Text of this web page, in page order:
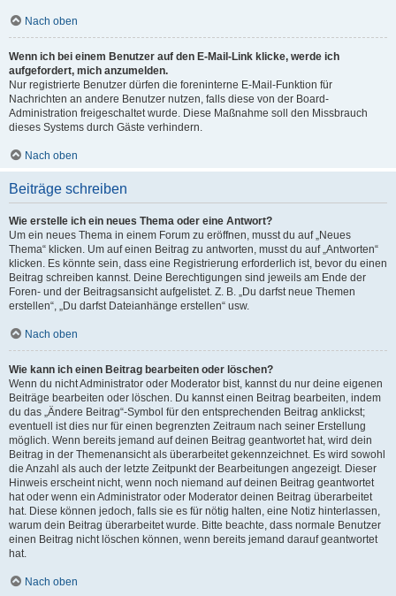
Nach oben
Wenn ich bei einem Benutzer auf den E-Mail-Link klicke, werde ich
aufgefordert, mich anzumelden.
Nur registrierte Benutzer dürfen die foreninterne E-Mail-Funktion für
Nachrichten an andere Benutzer nutzen, falls diese von der Board-
Administration freigeschaltet wurde. Diese Maßnahme soll den Missbrauch
dieses Systems durch Gäste verhindern.
Nach oben
Beiträge schreiben
Wie erstelle ich ein neues Thema oder eine Antwort?
Um ein neues Thema in einem Forum zu eröffnen, musst du auf „Neues
Thema“ klicken. Um auf einen Beitrag zu antworten, musst du auf „Antworten“
klicken. Es könnte sein, dass eine Registrierung erforderlich ist, bevor du einen
Beitrag schreiben kannst. Deine Berechtigungen sind jeweils am Ende der
Foren- und der Beitragsansicht aufgelistet. Z. B. „Du darfst neue Themen
erstellen“, „Du darfst Dateianhänge erstellen“ usw.
Nach oben
Wie kann ich einen Beitrag bearbeiten oder löschen?
Wenn du nicht Administrator oder Moderator bist, kannst du nur deine eigenen
Beiträge bearbeiten oder löschen. Du kannst einen Beitrag bearbeiten, indem
du das „Ändere Beitrag“-Symbol für den entsprechenden Beitrag anklickst;
eventuell ist dies nur für einen begrenzten Zeitraum nach seiner Erstellung
möglich. Wenn bereits jemand auf deinen Beitrag geantwortet hat, wird dein
Beitrag in der Themenansicht als überarbeitet gekennzeichnet. Es wird sowohl
die Anzahl als auch der letzte Zeitpunkt der Bearbeitungen angezeigt. Dieser
Hinweis erscheint nicht, wenn noch niemand auf deinen Beitrag geantwortet
hat oder wenn ein Administrator oder Moderator deinen Beitrag überarbeitet
hat. Diese können jedoch, falls sie es für nötig halten, eine Notiz hinterlassen,
warum dein Beitrag überarbeitet wurde. Bitte beachte, dass normale Benutzer
einen Beitrag nicht löschen können, wenn bereits jemand darauf geantwortet
hat.
Nach oben